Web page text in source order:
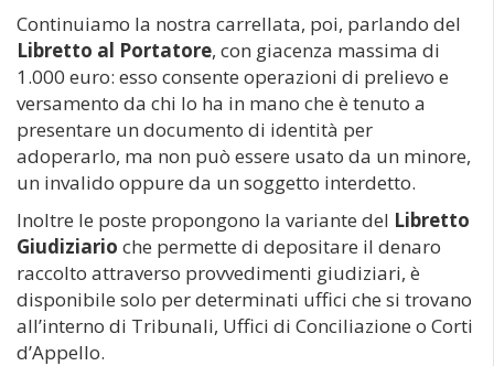
Continuiamo la nostra carrellata, poi, parlando del
Libretto al Portatore, con giacenza massima di
1.000 euro: esso consente operazioni di prelievo e
versamento da chi lo ha in mano che è tenuto a
presentare un documento di identità per
adoperarlo, ma non può essere usato da un minore,
un invalido oppure da un soggetto interdetto.
Inoltre le poste propongono la variante del Libretto
Giudiziario che permette di depositare il denaro
raccolto attraverso provvedimenti giudiziari, è
disponibile solo per determinati uffici che si trovano
all’interno di Tribunali, Uffici di Conciliazione o Corti
d’Appello.